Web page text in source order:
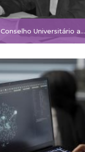
Conselho Universitário a…